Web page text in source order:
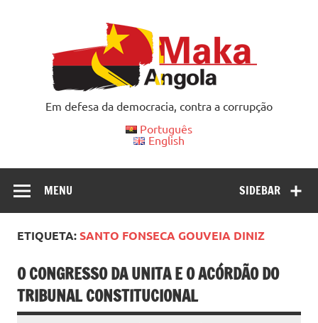
Em defesa da democracia, contra a corrupção
Português
English
SIDEBAR
MENU
ETIQUETA:SANTO FONSECA GOUVEIA DINIZ
O CONGRESSO DA UNITA E O ACÓRDÃO DO
TRIBUNAL CONSTITUCIONAL